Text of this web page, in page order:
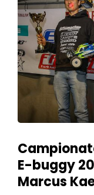
E-buggy
Marcus